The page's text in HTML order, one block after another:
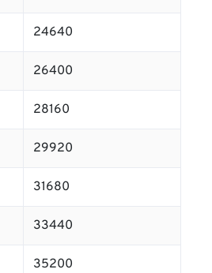
24640
26400
28160
29920
31680
33440
35200